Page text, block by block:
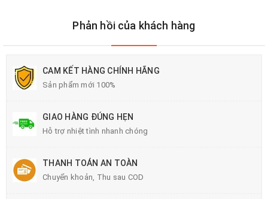
Phản hồi của khách hàng
CAM KẾT HÀNG CHÍNH HÃNG
Sản phẩm mới 100%
GIAO HÀNG ĐÚNG HẸN
Hỗ trợ nhiệt tình nhanh chóng
THANH TOÁN AN TOÀN
Chuyển khoản, Thu sau COD